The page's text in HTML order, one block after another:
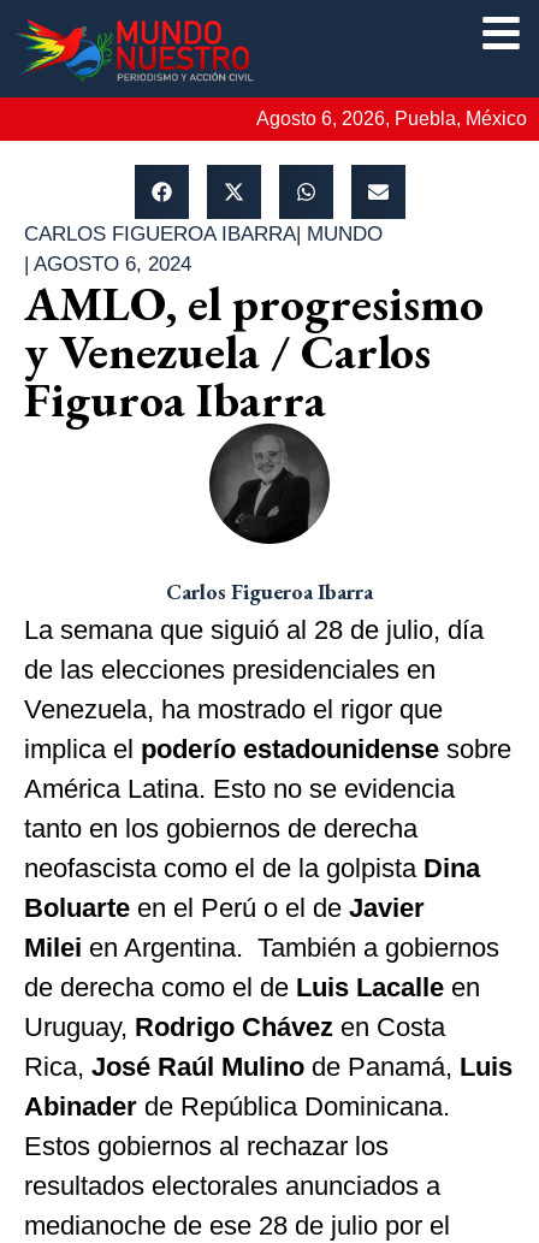
Agosto 6, 2026, Puebla, México
CARLOS FIGUEROA IBARRA| MUNDO
| AGOSTO 6, 2024
AMLO, el progresismo
y Venezuela / Carlos
Figuroa Ibarra
Carlos Figueroa Ibarra
La semana que siguió al 28 de julio, día
de las elecciones presidenciales en
Venezuela, ha mostrado el rigor que
implica el poderío estadounidense sobre
América Latina. Esto no se evidencia
tanto en los gobiernos de derecha
neofascista como el de la golpista Dina
Boluarte en el Perú o el de Javier
Milei en Argentina. También a gobiernos
de derecha como el de Luis Lacalle en
Uruguay, Rodrigo Chávez en Costa
Rica, José Raúl Mulino de Panamá, Luis
Abinader de República Dominicana.
Estos gobiernos al rechazar los
resultados electorales anunciados a
medianoche de ese 28 de julio por el